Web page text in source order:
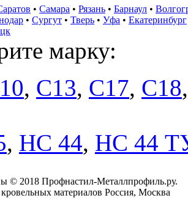
• Самара • Рязань • Барнаул •
• Сургут • Тверь • Уфа • Екатеринбург
марку:
, С13, С17, С18
, НС 44, НС 44
© 2018 Профнастил-Металлпрофиль.ру.
материалов Россия, Москва